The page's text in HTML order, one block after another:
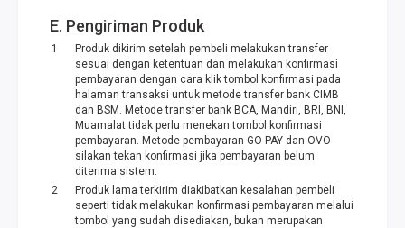
E. Pengiriman Produk
Produk dikirim setelah pembeli melakukan transfer
sesuai dengan ketentuan dan melakukan konfirmasi
pembayaran dengan cara klik tombol konfirmasi pada
halaman transaksi untuk metode transfer bank CIMB
dan BSM. Metode transfer bank BCA, Mandiri, BRI, BNI,
Muamalat tidak perlu menekan tombol konfirmasi
pembayaran. Metode pembayaran GO-PAY dan OVO
silakan tekan konfirmasi jika pembayaran belum
diterima sistem.
Produk lama terkirim diakibatkan kesalahan pembeli
seperti tidak melakukan konfirmasi pembayaran melalui
tombol yang sudah disediakan, bukan merupakan